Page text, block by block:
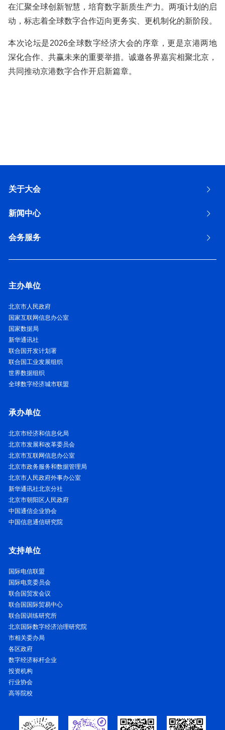
在汇聚全球创新智慧，培育数字新质生产力。两项计划的启
动，标志着全球数字合作迈向更务实、更机制化的新阶段。
本次论坛是2026全球数字经济大会的序章，更是京港两地
深化合作、共赢未来的重要举措。诚邀各界嘉宾相聚北京，
共同推动京港数字合作开启新篇章。
关于大会
新闻中心
会务服务
主办单位
北京市人民政府
国家互联网信息办公室
国家数据局
新华通讯社
联合国开发计划署
联合国工业发展组织
世界数据组织
全球数字经济城市联盟
承办单位
北京市经济和信息化局
北京市发展和改革委员会
北京市互联网信息办公室
北京市政务服务和数据管理局
北京市人民政府外事办公室
新华通讯社北京分社
北京市朝阳区人民政府
中国通信企业协会
中国信息通信研究院
支持单位
国际电信联盟
国际电竞委员会
联合国贸发会议
联合国国际贸易中心
联合国训练研究所
北京国际数字经济治理研究院
市相关委办局
各区政府
数字经济标杆企业
投资机构
行业协会
高等院校